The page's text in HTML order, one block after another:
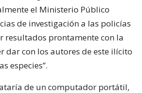
el Ministerio Público
de investigación a las policías
resultados prontamente con la
dar con los autores de este ilícito
especies”.
de un computador portátil,